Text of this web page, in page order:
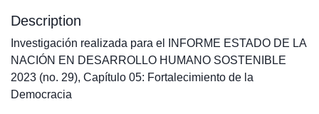
Description
Investigación realizada para el INFORME ESTADO DE LA
NACIÓN EN DESARROLLO HUMANO SOSTENIBLE
2023 (no. 29), Capítulo 05: Fortalecimiento de la
Democracia